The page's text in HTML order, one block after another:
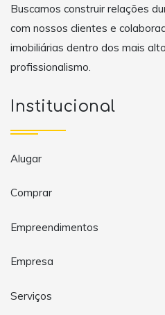
Buscamos construir relações
com nossos clientes e
imobiliárias dentro dos mais
profissionalismo.
Institucional
Alugar
Comprar
Empreendimentos
Empresa
Serviços